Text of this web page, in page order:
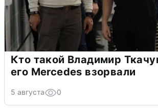
Кто такой Владимир
его Mercedes взорвали
5 августа 0